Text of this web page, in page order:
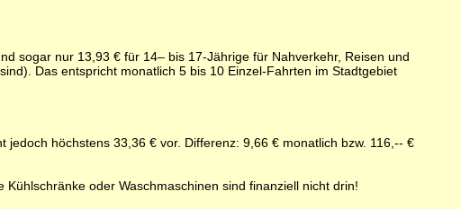
sogar nur 13,93 € für 14– bis 17-Jährige für Nahverkehr, Reisen und
Das entspricht monatlich 5 bis 10 Einzel-Fahrten im Stadtgebiet
höchstens 33,36 € vor. Differenz: 9,66 € monatlich bzw. 116,-- €
oder Waschmaschinen sind finanziell nicht drin!